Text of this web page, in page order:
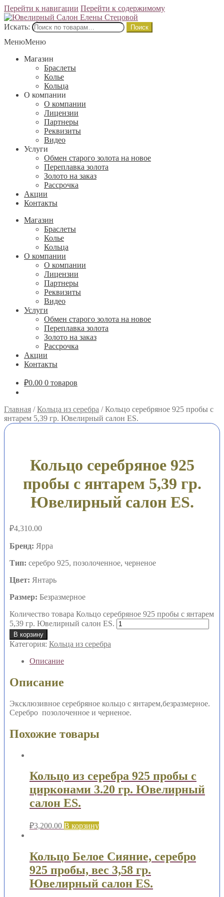
Перейти к навигации Перейти к содержимому
Искать: Поиск
МенюМеню
Магазин
Браслеты
Колье
Кольца
О компании
О компании
Лицензии
Партнеры
Реквизиты
Видео
Услуги
Обмен старого золота на новое
Переплавка золота
Золото на заказ
Рассрочка
Акции
Контакты
Магазин
Браслеты
Колье
Кольца
О компании
О компании
Лицензии
Партнеры
Реквизиты
Видео
Услуги
Обмен старого золота на новое
Переплавка золота
Золото на заказ
Рассрочка
Акции
Контакты
₽0.00 0 товаров
Главная /Кольца из серебра /Кольцо серебряное 925 пробы с
янтарем 5,39 гр. Ювелирный салон ES.
Кольцо серебряное 925
пробы с янтарем 5,39 гр.
Ювелирный салон ES.
₽4,310.00
Бренд: Ярра
Тип: серебро 925, позолоченное, черненое
Цвет: Янтарь
Размер: Безразмерное
Количество товара Кольцо серебряное 925 пробы с янтарем
5,39 гр. Ювелирный салон ES.
В корзину
Категория: Кольца из серебра
Описание
Описание
Эксклюзивное серебряное кольцо с янтарем,безразмерное.
Серебро позолоченное и черненое.
Похожие товары
Кольцо из серебра 925 пробы с
цирконами 3.20 гр. Ювелирный
салон ES.
₽3,200.00 В корзину
Кольцо Белое Сияние, серебро
925 пробы, вес 3,58 гр.
Ювелирный салон ES.